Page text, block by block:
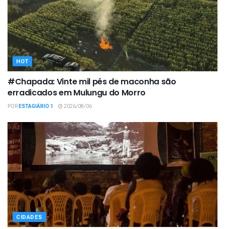
HOT
#Chapada: Vinte mil pés de maconha são
erradicados em Mulungu do Morro
PORESTAGIÁRIO 1 2026/08/06
CIDADES